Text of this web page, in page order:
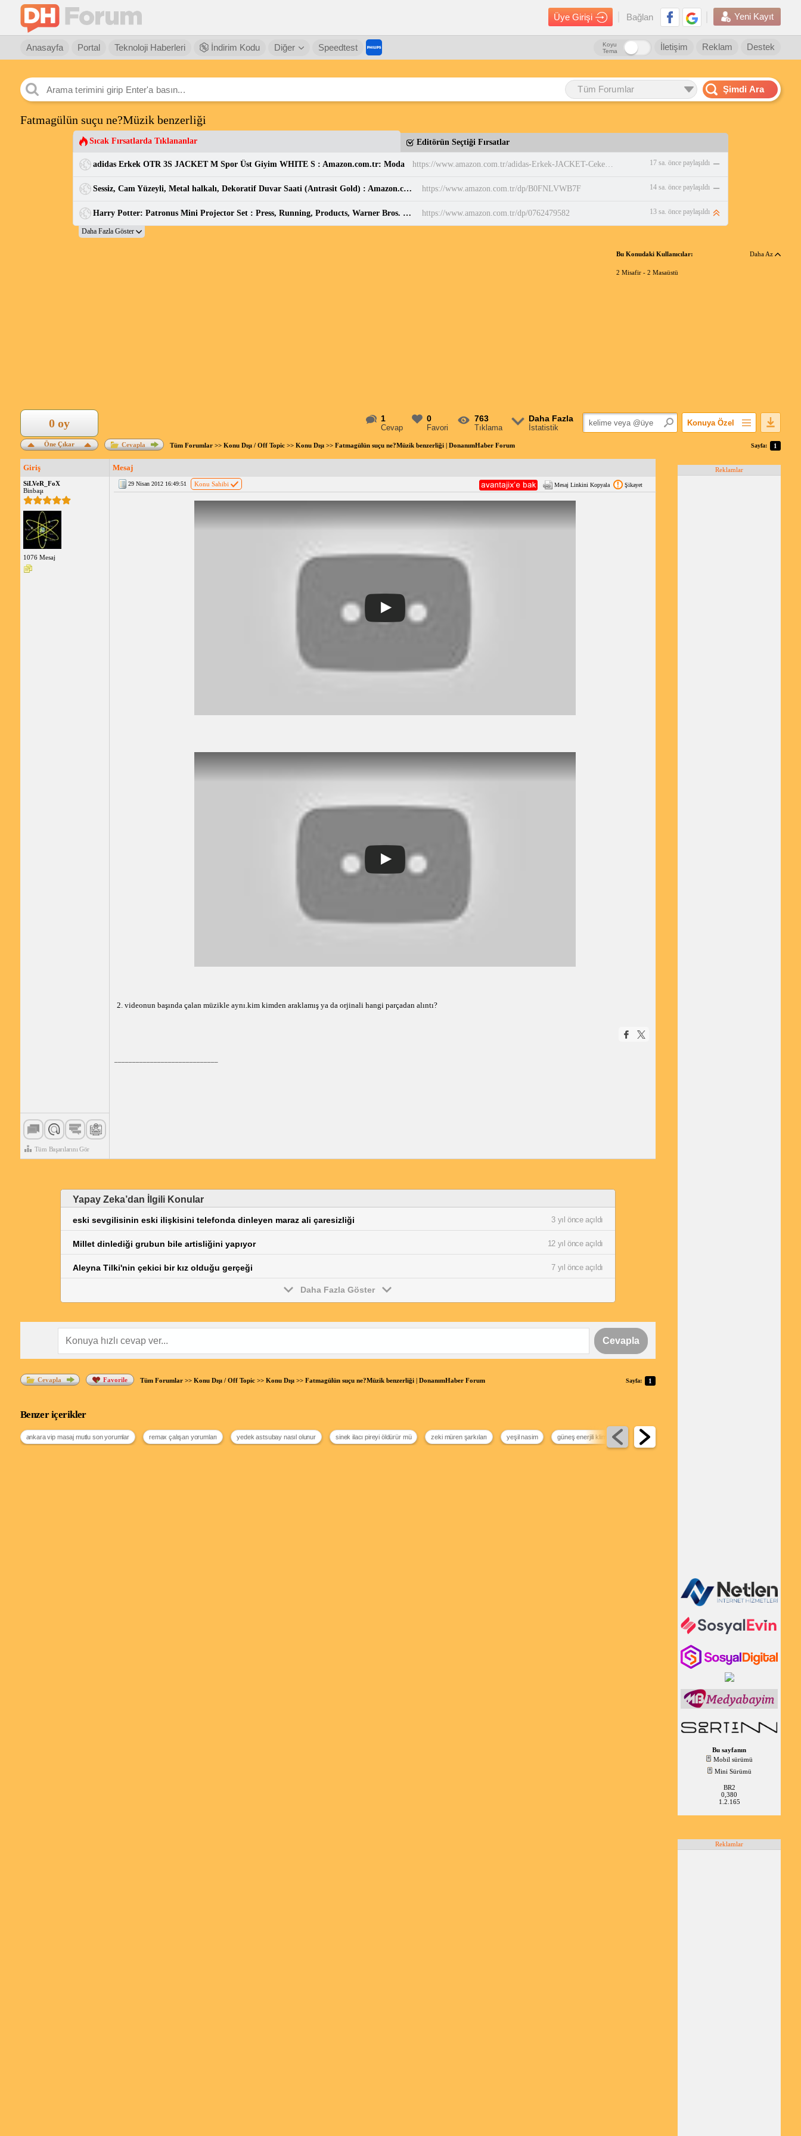
Üye Girişi Bağlan Yeni Kayıt
Anasayfa Portal Teknoloji Haberleri İndirim Kodu Diğer Speedtest Destek
Reklam
İletişim
Koyu
Tema
Tüm Forumlar Şimdi Ara
Fatmagülün suçu ne?Müzik benzerliği
Sıcak Fırsatlarda Tıklananlar Editörün Seçtiği Fırsatlar
adidas Erkek OTR 3S JACKET M Spor Üst Giyim WHITE S : Amazon.com.tr: Moda https://www.amazon.com.tr/adidas-Erkek-JACKET-Ceket-WHITE/dp/B0DPBMQX1P 17 sa. önce paylaşıldı
Sessiz, Cam Yüzeyli, Metal halkalı, Dekoratif Duvar Saati (Antrasit Gold) : Amazon.com.tr: Ev ve Yaşam https://www.amazon.com.tr/dp/B0FNLVWB7F 14 sa. önce paylaşıldı
Harry Potter: Patronus Mini Projector Set : Press, Running, Products, Warner Bros. Consumer: Amazon.com.tr: Elektronik https://www.amazon.com.tr/dp/0762479582 13 sa. önce paylaşıldı
Bu Konudaki Kullanıcılar: Daha Az
2 Misafir - 2 Masaüstü
1
Cevap
0
Favori
763
Tıklama
Daha Fazla
İstatistik
Konuya Özel
Popüler Mesajlar
Öne Çıkar
0 oy
Cevapla Tüm Forumlar>> Konu Dışı / Off Topic>> Konu Dışı>> Fatmagülün suçu ne?Müzik benzerliği | DonanımHaber Forum Sayfa: 1
Giriş Mesaj
SiLVeR_FoX
Binbaşı
1076 Mesaj
Tüm Başarılarını Gör
29 Nisan 2012 16:49:51 Konu Sahibi Mesaj Linkini Kopyala Şikayet
2. videonun başında çalan müzikle aynı.kim kimden araklamış ya da orjinali hangi parçadan alıntı?
Yapay Zeka’dan İlgili Konular
eski sevgilisinin eski ilişkisini telefonda dinleyen maraz ali çaresizliği 3 yıl önce açıldı
Millet dinlediği grubun bile artisliğini yapıyor 12 yıl önce açıldı
Aleyna Tilki'nin çekici bir kız olduğu gerçeği 7 yıl önce açıldı
Daha Fazla Göster
Cevapla
Sayfa: 1
Cevapla Favorile Tüm Forumlar>> Konu Dışı / Off Topic>> Konu Dışı>> Fatmagülün suçu ne?Müzik benzerliği | DonanımHaber Forum
Benzer içerikler
ankara vip masaj mutlu son yorumlar remax çalışan yorumları yedek astsubay nasıl olunur sinek ilacı pireyi öldürür mü zeki müren şarkıları yeşil nasim güneş enerjili klima telegram indirim kanalları
Reklamlar
Bu sayfanın
Mobil sürümü
Mini Sürümü
BR2
0,380
1.2.165
Reklamlar